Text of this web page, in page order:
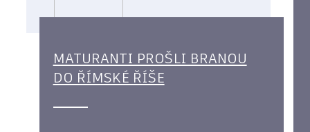
MATURANTI PROŠLI BRANOU
DO ŘÍMSKÉ ŘÍŠE